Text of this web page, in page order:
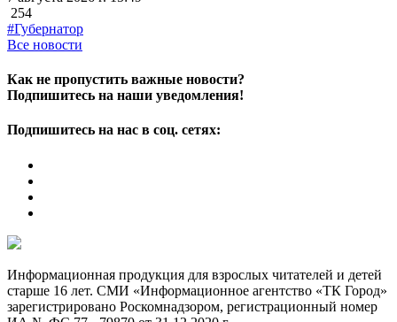
254
#Губернатор
Все новости
Как не пропустить важные новости?
Подпишитесь на наши уведомления!
Подпишитесь на нас в соц. сетях:
Информационная продукция для взрослых читателей и детей
старше 16 лет. СМИ «Информационное агентство «ТК Город»
зарегистрировано Роскомнадзором, регистрационный номер